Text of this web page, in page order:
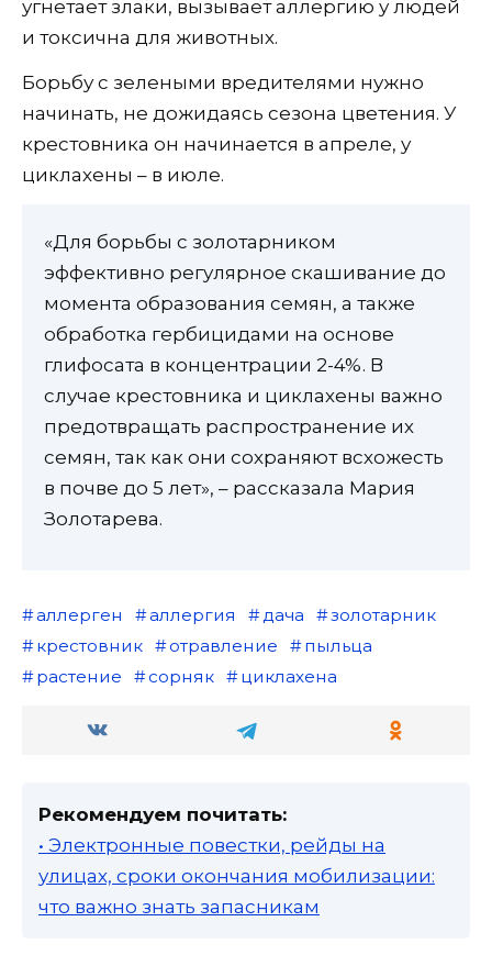
угнетает злаки, вызывает аллергию у людей
и токсична для животных.
Борьбу с зелеными вредителями нужно
начинать, не дожидаясь сезона цветения. У
крестовника он начинается в апреле, у
циклахены – в июле.
«Для борьбы с золотарником
эффективно регулярное скашивание до
момента образования семян, а также
обработка гербицидами на основе
глифосата в концентрации 2-4%. В
случае крестовника и циклахены важно
предотвращать распространение их
семян, так как они сохраняют всхожесть
в почве до 5 лет», – рассказала Мария
Золотарева.
аллерген аллергия дача
золотарник
крестовник
отравление
пыльца
растение
сорняк циклахена
Рекомендуем почитать:
• Электронные повестки, рейды на
улицах, сроки окончания мобилизации:
что важно знать запасникам